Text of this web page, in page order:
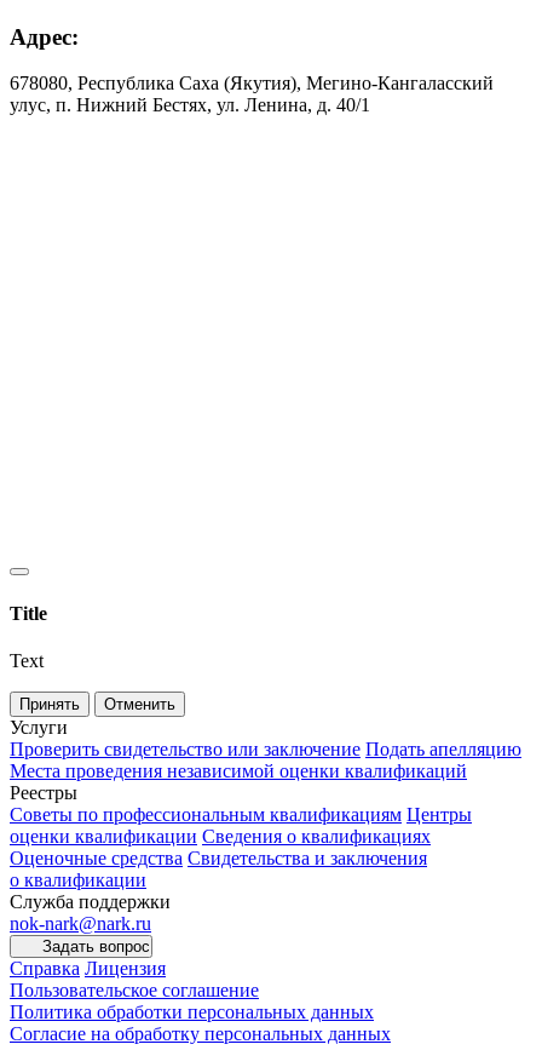
Адрес:
678080, Республика Саха (Якутия), Мегино-Кангаласский
улус, п. Нижний Бестях, ул. Ленина, д. 40/1
Title
Text
Принять Отменить
Услуги
Проверить свидетельство или заключение Подать апелляцию
Места проведения независимой оценки квалификаций
Реестры
Советы по профессиональным квалификациям Центры
оценки квалификации Сведения о квалификациях
Оценочные средства Свидетельства и заключения
о квалификации
Служба поддержки
nok-nark@nark.ru
Задать вопрос
Справка Лицензия
Пользовательское соглашение
Политика обработки персональных данных
Согласие на обработку персональных данных